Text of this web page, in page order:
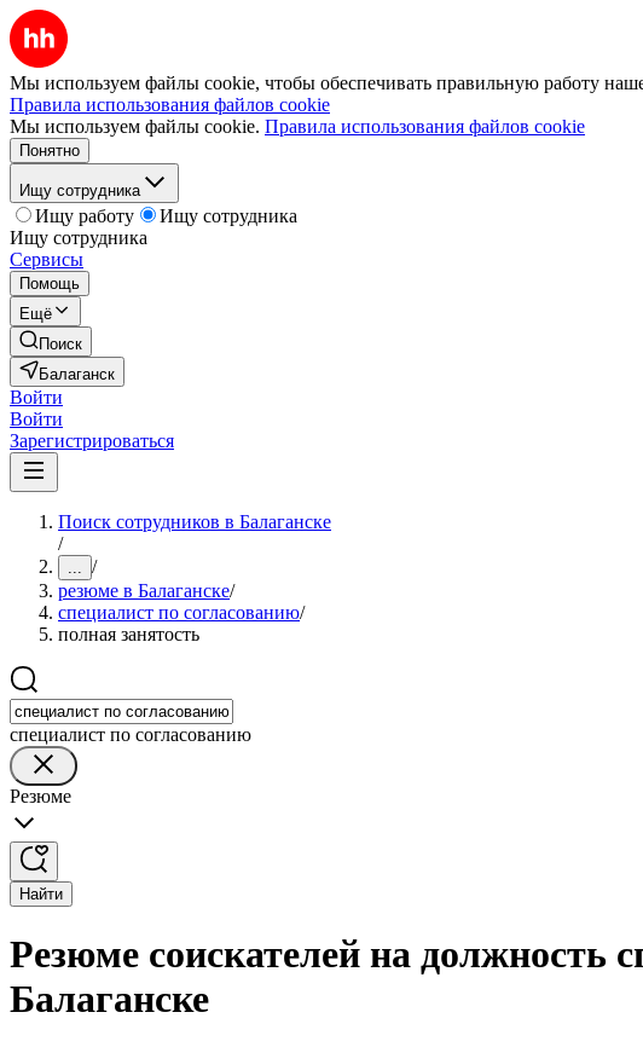
Мы используем файлы cookie, чтобы обеспечивать правильную работу
Правила использования файлов cookie
Мы используем файлы cookie. Правила использования файлов cookie
Понятно
Ищу сотрудника
Ищу работу
Ищу сотрудника
Ищу сотрудника
Сервисы
Помощь
Ещё
Поиск
Балаганск
Войти
Войти
Зарегистрироваться
Поиск сотрудников в Балаганске
/
... /
резюме в Балаганске/
специалист по согласованию/
полная занятость
специалист по согласованию
Резюме
Найти
Резюме соискателей на должность
Балаганске